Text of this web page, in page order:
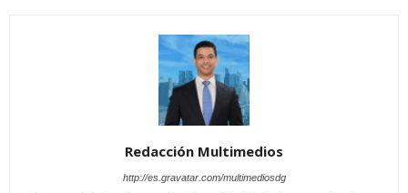
Redacción Multimedios
http://es.gravatar.com/multimediosdg